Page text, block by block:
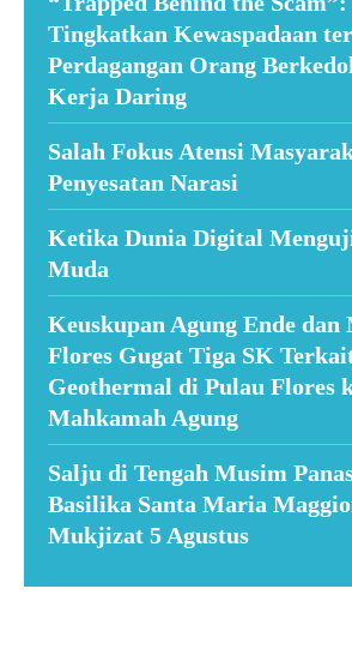
Tingkatkan Kewaspadaan
Perdagangan Orang
Kerja Daring
Salah Fokus Atensi
Penyesatan Narasi
Ketika Dunia Digital
Muda
Keuskupan Agung Ende dan
Flores Gugat Tiga SK
Geothermal di Pulau Flores
Mahkamah Agung
Salju di Tengah Musim
Basilika Santa Maria
Mukjizat 5 Agustus